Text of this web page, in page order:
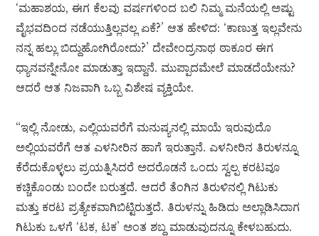
‘ಮಹಾಶಯ, ಈಗ ಕೆಲವು ವರ್ಷಗಳಿಂದ ಬಲಿ ನಿಮ್ಮ ಮನೆಯಲ್ಲಿ ಅಷ್ಟು
ವೈಭವದಿಂದ ನಡೆಯುತ್ತಿಲ್ಲವಲ್ಲ ಏಕೆ?’ ಆತ ಹೇಳಿದ: ‘ಕಾಣುತ್ತ ಇಲ್ಲವೇನು
ನನ್ನ ಹಲ್ಲು ಬಿದ್ದುಹೋಗಿರೋದು?’ ದೇವೇಂದ್ರನಾಥ ಠಾಕೂರ ಈಗ
ಧ್ಯಾನವನ್ನೇನೋ ಮಾಡುತ್ತಾ ಇದ್ದಾನೆ. ಮುಪ್ಪಾದಮೇಲೆ ಮಾಡದೆಯೇನು?
ಆದರೆ ಆತ ನಿಜವಾಗಿ ಒಬ್ಬ ವಿಶೇಷ ವ್ಯಕ್ತಿಯೇ.
“ಇಲ್ಲಿ ನೋಡು, ಎಲ್ಲಿಯವರೆಗೆ ಮನುಷ್ಯನಲ್ಲಿ ಮಾಯೆ ಇರುವುದೊ
ಅಲ್ಲಿಯವರೆಗೆ ಆತ ಎಳನೀರಿನ ಹಾಗೆ ಇರುತ್ತಾನೆ. ಎಳನೀರಿನ ತಿರುಳನ್ನೂ
ಕೆರೆದುಕೊಳ್ಳಲು ಪ್ರಯತ್ನಿಸಿದರೆ ಅದರೊಡನೆ ಒಂದು ಸ್ವಲ್ಪ ಕರಟವೂ
ಕಚ್ಚಿಕೊಂಡು ಬಂದೇ ಬರುತ್ತದೆ. ಆದರೆ ತೆಂಗಿನ ತಿರುಳಿನಲ್ಲಿ ಗಿಟುಕು
ಮತ್ತು ಕರಟ ಪ್ರತ್ಯೇಕವಾಗಿಬಿಟ್ಟಿರುತ್ತದೆ. ತಿರುಳನ್ನು ಹಿಡಿದು ಅಲ್ಲಾಡಿಸಿದಾಗ
ಗಿಟುಕು ಒಳಗೆ ‘ಟಕ, ಟಕ’ ಅಂತ ಶಬ್ದ ಮಾಡುವುದನ್ನೂ ಕೇಳಬಹುದು.